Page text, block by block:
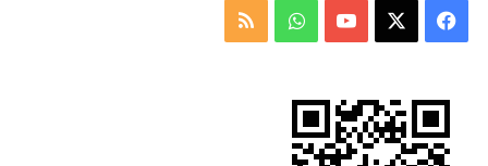
فيسبوك ‫YouTubeواتسابملخص